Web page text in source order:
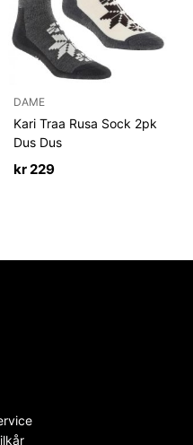
DAME
Kari Traa Rusa Sock 2pk
Dus Dus
kr229